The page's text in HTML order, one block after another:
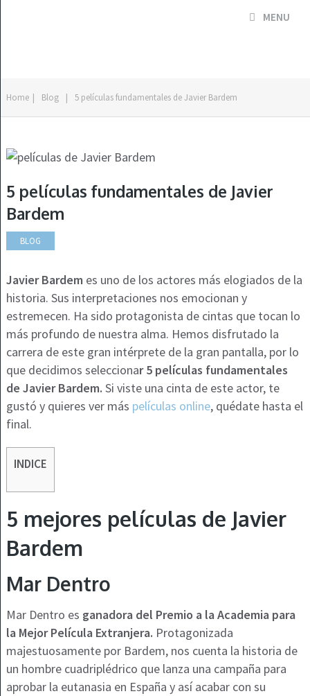
MENU
Home | Blog | 5 películas fundamentales de Javier Bardem
5 películas fundamentales de Javier
Bardem
BLOG
Javier Bardem es uno de los actores más elogiados de la
historia. Sus interpretaciones nos emocionan y
estremecen. Ha sido protagonista de cintas que tocan lo
más profundo de nuestra alma. Hemos disfrutado la
carrera de este gran intérprete de la gran pantalla, por lo
que decidimos seleccionar 5 películas fundamentales
de Javier Bardem. Si viste una cinta de este actor, te
gustó y quieres ver más películas online, quédate hasta el
final.
INDICE
5 mejores películas de Javier
Bardem
Mar Dentro
Mar Dentro es ganadora del Premio a la Academia para
la Mejor Película Extranjera. Protagonizada
majestuosamente por Bardem, nos cuenta la historia de
un hombre cuadriplédrico que lanza una campaña para
aprobar la eutanasia en España y así acabar con su